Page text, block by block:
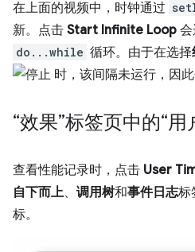
在上面的视频中，时钟通过
新。点击 Start Infinite Loop
do...while 循环。由于在选择
时，该间隔未运行，因此
“效果”标签页中的“用
查看性能记录时，点击 User
自下而上、 调用树和事件日志标
标。